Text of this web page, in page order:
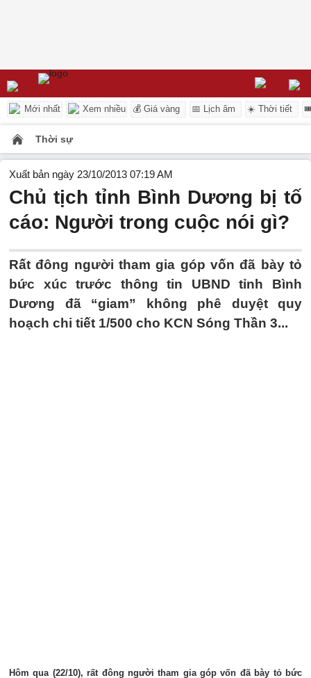
Mới nhất Xem nhiều 💰 Giá vàng 📅 Lịch âm ☀️ Thời tiết
Thời sự
Xuất bản ngày 23/10/2013 07:19 AM
Chủ tịch tỉnh Bình Dương bị tố
cáo: Người trong cuộc nói gì?
Rất đông người tham gia góp vốn đã bày tỏ
bức xúc trước thông tin UBND tỉnh Bình
Dương đã “giam” không phê duyệt quy
hoạch chi tiết 1/500 cho KCN Sóng Thần 3...
Hôm qua (22/10), rất đông người tham gia góp vốn đã bày tỏ bức